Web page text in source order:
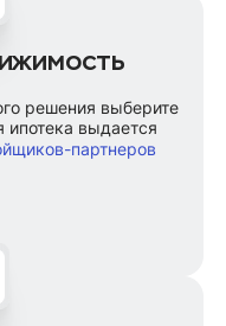
решения выберите
выдается
партнеров